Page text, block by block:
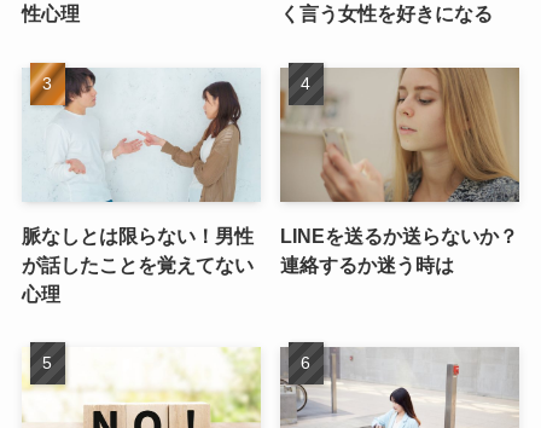
性心理
く言う女性を好きになる
脈なしとは限らない！男性
が話したことを覚えてない
心理
LINEを送るか送らないか？
連絡するか迷う時は